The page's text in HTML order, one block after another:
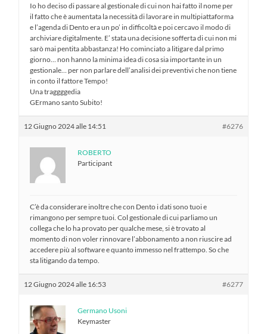
Io ho deciso di passare al gestionale di cui non hai fatto il nome per
il fatto che è aumentata la necessità di lavorare in multipiattaforma
e l’agenda di Dento era un po’ in difficoltà e poi cercavo il modo di
archiviare digitalmente. E’ stata una decisione sofferta di cui non mi
sarò mai pentita abbastanza! Ho cominciato a litigare dal primo
giorno… non hanno la minima idea di cosa sia importante in un
gestionale… per non parlare dell’analisi dei preventivi che non tiene
in conto il fattore Tempo!
Una traggggedia
GErmano santo Subito!
12 Giugno 2024 alle 14:51 #6276
ROBERTO
Participant
C’è da considerare inoltre che con Dento i dati sono tuoi e
rimangono per sempre tuoi. Col gestionale di cui parliamo un
collega che lo ha provato per qualche mese, si è trovato al
momento di non voler rinnovare l’abbonamento a non riuscire ad
accedere più al software e quanto immesso nel frattempo. So che
sta litigando da tempo.
12 Giugno 2024 alle 16:53 #6277
Germano Usoni
Keymaster